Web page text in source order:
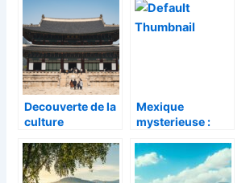
vacances ?
labellisee Famille
Plus et Pavillon
Decouverte de la
culture
Coree du Sud
Mexique
mysterieuse :
dans l’histoire
fascinante